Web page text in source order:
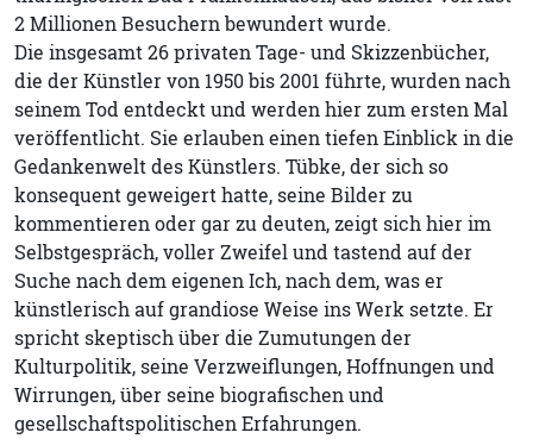
2 Millionen Besuchern bewundert wurde.
Die insgesamt 26 privaten Tage- und Skizzenbücher,
die der Künstler von 1950 bis 2001 führte, wurden nach
seinem Tod entdeckt und werden hier zum ersten Mal
veröffentlicht. Sie erlauben einen tiefen Einblick in die
Gedankenwelt des Künstlers. Tübke, der sich so
konsequent geweigert hatte, seine Bilder zu
kommentieren oder gar zu deuten, zeigt sich hier im
Selbstgespräch, voller Zweifel und tastend auf der
Suche nach dem eigenen Ich, nach dem, was er
künstlerisch auf grandiose Weise ins Werk setzte. Er
spricht skeptisch über die Zumutungen der
Kulturpolitik, seine Verzweiflungen, Hoffnungen und
Wirrungen, über seine biografischen und
gesellschaftspolitischen Erfahrungen.